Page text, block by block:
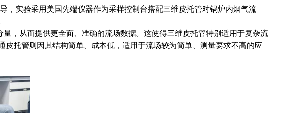
，实验采用美国先端仪器作为采样控制台搭配三维皮托管对锅炉内烟气流
从而提供更全面、准确的流场数据。这使得三维皮托管特别适用于复杂流
托管则因其结构简单、成本低，适用于流场较为简单、测量要求不高的应